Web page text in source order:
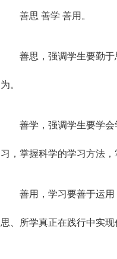
善思 善学 善用。
善思，强调学生要勤
为。
善学，强调学生要学
习，掌握科学的学习方法，
善用，学习要善于运
思、所学真正在践行中实现